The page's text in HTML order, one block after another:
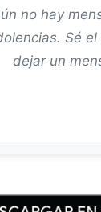
no hay
Sé el
dejar un